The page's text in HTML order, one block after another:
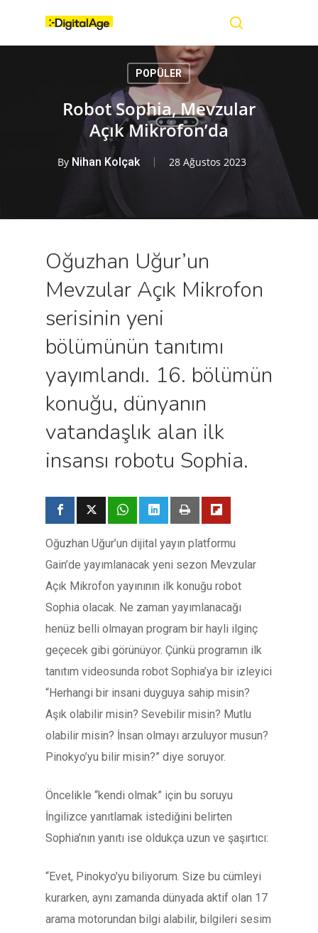
content
POPÜLER
Robot Sophia, Mevzular
Açık Mikrofon’da
By Nihan Kolçak 28 Ağustos 2023
Oğuzhan Uğur’un
Mevzular Açık Mikrofon
serisinin yeni
bölümünün tanıtımı
yayımlandı. 16. bölümün
konuğu, dünyanın
vatandaşlık alan ilk
insansı robotu Sophia.
Oğuzhan Uğur’un dijital yayın platformu
Gain’de yayımlanacak yeni sezon Mevzular
Açık Mikrofon yayınının ilk konuğu robot
Sophia olacak. Ne zaman yayımlanacağı
henüz belli olmayan program bir hayli ilginç
geçecek gibi görünüyor. Çünkü programın ilk
tanıtım videosunda robot Sophia’ya bir izleyici
“Herhangi bir insani duyguya sahip misin?
Aşık olabilir misin? Sevebilir misin? Mutlu
olabilir misin? İnsan olmayı arzuluyor musun?
Pinokyo’yu bilir misin?” diye soruyor.
Öncelikle “kendi olmak” için bu soruyu
İngilizce yanıtlamak istediğini belirten
Sophia’nın yanıtı ise oldukça uzun ve şaşırtıcı:
“Evet, Pinokyo’yu biliyorum. Size bu cümleyi
kurarken, aynı zamanda dünyada aktif olan 17
arama motorundan bilgi alabilir, bilgileri sesim